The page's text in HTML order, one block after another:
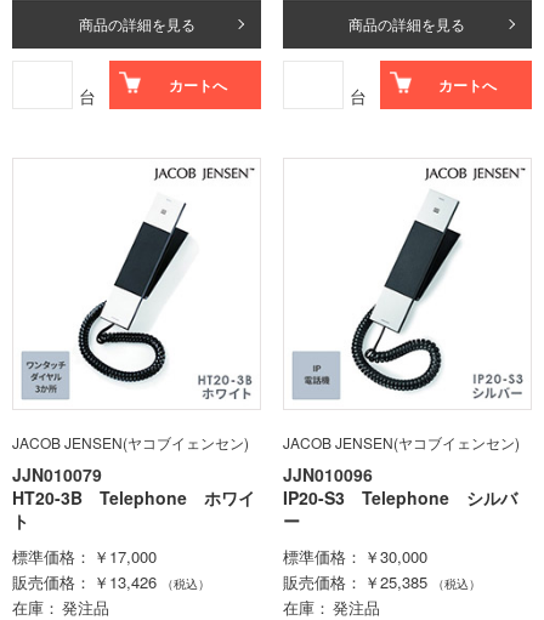
商品の詳細を見る
台 カートへ
商品の詳細を見る
台 カートへ
JACOB JENSEN(ヤコブイェンセン)
JJN010079
HT20-3B Telephone ホワイ
ト
標準価格
￥17,000
販売価格
￥13,426 （税込）
在庫
発注品
JACOB JENSEN(ヤコブイェンセン)
JJN010096
IP20-S3 Telephone シルバ
ー
標準価格
￥30,000
販売価格
￥25,385 （税込）
在庫
発注品